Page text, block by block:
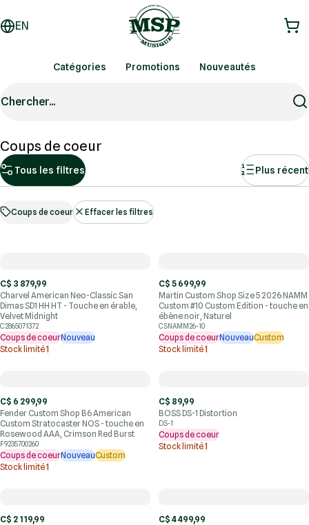
EN
Catégories Promotions Nouveautés
Chercher...
Coups de coeur
Tous les filtres Plus récent
Coups de coeur Effacer les filtres
C$ 3 879,99
Charvel American Neo-Classic San
Dimas SD1 HH HT - Touche en érable,
Velvet Midnight
C2865071372
Coups de coeurNouveau
Stock limité1
C$ 5 699,99
Martin Custom Shop Size 5 2026 NAMM
Custom #10 Custom Edition - touche en
ébène noir, Naturel
CSNAMM26-10
Coups de coeurNouveauCustom
Stock limité1
C$ 6 299,99
Fender Custom Shop B6 American
Custom Stratocaster NOS - touche en
Rosewood AAA, Crimson Red Burst
F9235700260
Coups de coeurNouveauCustom
Stock limité1
C$ 89,99
BOSS DS-1 Distortion
DS-1
Coups de coeur
Stock limité1
C$ 2 119,99
C$ 4 499,99